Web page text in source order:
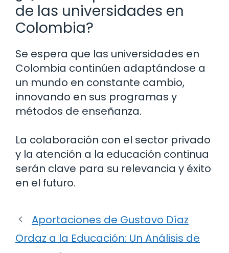
de las universidades en
Colombia?
Se espera que las universidades en
Colombia continúen adaptándose a
un mundo en constante cambio,
innovando en sus programas y
métodos de enseñanza.
La colaboración con el sector privado
y la atención a la educación continua
serán clave para su relevancia y éxito
en el futuro.
Aportaciones de Gustavo Díaz
Ordaz a la Educación: Un Análisis de